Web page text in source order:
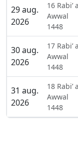
29 aug.
2026
16 Rabi’
Awwal
1448
30 aug.
2026
17 Rabi’
Awwal
1448
31 aug.
2026
18 Rabi’
Awwal
1448